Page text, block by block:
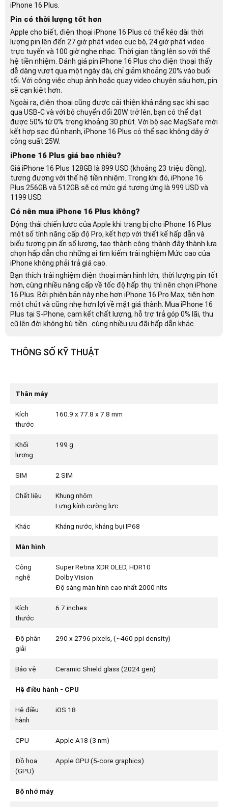
iPhone 16 Plus.
Pin có thời lượng tốt hơn
Apple cho biết, điện thoại iPhone 16 Plus có thể kéo dài thời
lượng pin lên đến 27 giờ phát video cục bộ, 24 giờ phát video
trực tuyến và 100 giờ nghe nhạc. Thời gian tăng lên so với thế
hệ tiền nhiệm. Đánh giá pin iPhone 16 Plus cho điện thoại thấy
dễ dàng vượt qua một ngày dài, chỉ giảm khoảng 20% ​​​​vào buổi
tối. Với công việc chụp ảnh hoặc quay video chuyên sâu hơn, pin
sẽ cạn kiệt hơn.
Ngoài ra, điện thoại cũng được cải thiện khả năng sạc khi sạc
qua USB-C và với bộ chuyển đổi 20W trở lên, bạn có thể đạt
được 50% từ 0% trong khoảng 30 phút. Với bộ sạc MagSafe mới
kết hợp sạc đủ nhanh, iPhone 16 Plus có thể sạc không dây ở
công suất 25W.
iPhone 16 Plus giá bao nhiêu?
Giá iPhone 16 Plus 128GB là 899 USD (khoảng 23 triệu đồng),
tương đương với thế hệ tiền nhiệm. Trong khi đó, iPhone 16
Plus 256GB và 512GB sẽ có mức giá tương ứng là 999 USD và
1199 USD.
Có nên mua iPhone 16 Plus không?
Động thái chiến lược của Apple khi trang bị cho iPhone 16 Plus
một số tính năng cấp độ Pro, kết hợp với thiết kế hấp dẫn và
biểu tượng pin ấn số lượng, tạo thành công thành đây thành lựa
chọn hấp dẫn cho những ai tìm kiếm trải nghiệm Mức cao của
iPhone không phải trả giá cao.
Bạn thích trải nghiệm điện thoại màn hình lớn, thời lượng pin tốt
hơn, cùng nhiều nâng cấp về tốc độ hấp thụ thì nên chọn iPhone
16 Plus. Bởi phiên bản này nhẹ hơn iPhone 16 Pro Max, tiện hơn
một chút và cũng nhẹ hơn lợi về mặt giá thành. Mua iPhone 16
Plus tại S-Phone, cam kết chất lượng, hỗ trợ trả góp 0% lãi, thu
cũ lên đời không bù tiền…cùng nhiều ưu đãi hấp dẫn khác.
THÔNG SỐ KỸ THUẬT
Thân máy
Kích
thước
160.9 x 77.8 x 7.8 mm
Khối
lượng
199 g
SIM 2 SIM
Chất liệu
Khung nhôm
Lưng kính cường lực
Khác Kháng nước, kháng bụi IP68
Màn hình
Công
nghệ
Super Retina XDR OLED, HDR10
Dolby Vision
Độ sáng màn hình cao nhất 2000 nits
Kích
thước
6.7 inches
Độ phân
giải
290 x 2796 pixels, (~460 ppi density)
Bảo vệ Ceramic Shield glass (2024 gen)
Hệ điều hành - CPU
Hệ điều
hành
iOS 18
CPU Apple A18 (3 nm)
Đồ họa
(GPU)
Apple GPU (5-core graphics)
Bộ nhớ máy